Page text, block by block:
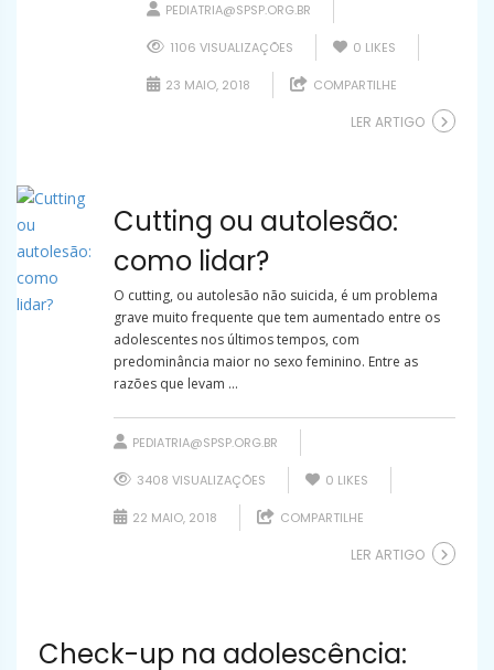
PEDIATRIA@SPSP.ORG.BR
1106 VISUALIZAÇÕES 0 LIKES
23 MAIO, 2018 COMPARTILHE
LER ARTIGO
Cutting ou autolesão:
como lidar?
O cutting, ou autolesão não suicida, é um problema
grave muito frequente que tem aumentado entre os
adolescentes nos últimos tempos, com
predominância maior no sexo feminino. Entre as
razões que levam ...
PEDIATRIA@SPSP.ORG.BR
3408 VISUALIZAÇÕES 0 LIKES
22 MAIO, 2018 COMPARTILHE
LER ARTIGO
Check-up na adolescência: